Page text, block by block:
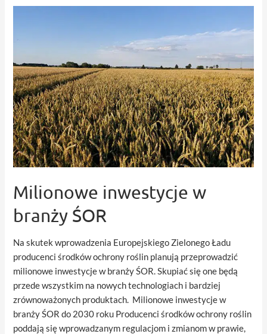
Milionowe inwestycje w
branży ŚOR
Na skutek wprowadzenia Europejskiego Zielonego Ładu
producenci środków ochrony roślin planują przeprowadzić
milionowe inwestycje w branży ŚOR. Skupiać się one będą
przede wszystkim na nowych technologiach i bardziej
zrównoważonych produktach. Milionowe inwestycje w
branży ŚOR do 2030 roku Producenci środków ochrony roślin
poddają się wprowadzanym regulacjom i zmianom w prawie,